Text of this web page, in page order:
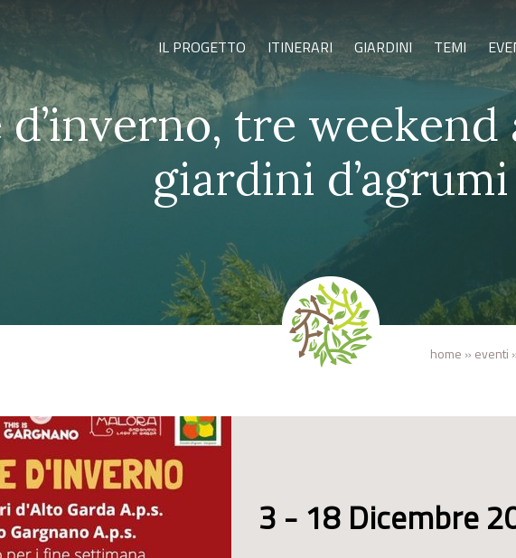
IL PROGETTO ITINERARI GIARDINI TEMI
tre
giardini d’agrumi
home » eventi
3 - 18 Dicembre